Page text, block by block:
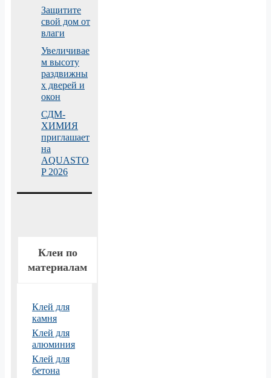
Защитите
свой дом от
влаги
Увеличивае
м высоту
раздвижны
х дверей и
окон
СДМ-
ХИМИЯ
приглашает
на
AQUASTO
P 2026
Клеи по
материалам
Клей для
камня
Клей для
алюминия
Клей для
бетона